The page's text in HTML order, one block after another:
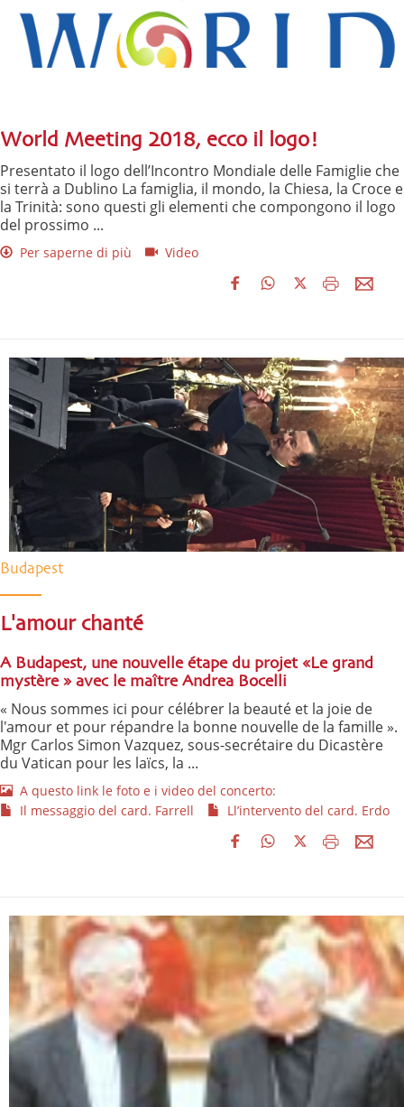
World Meeting 2018, ecco il logo!
Presentato il logo dell’Incontro Mondiale delle Famiglie che
si terrà a Dublino La famiglia, il mondo, la Chiesa, la Croce e
la Trinità: sono questi gli elementi che compongono il logo
del prossimo ...
Per saperne di più Video
Budapest
L'amour chanté
A Budapest, une nouvelle étape du projet «Le grand
mystère » avec le maître Andrea Bocelli
« Nous sommes ici pour célébrer la beauté et la joie de
l'amour et pour répandre la bonne nouvelle de la famille ».
Mgr Carlos Simon Vazquez, sous-secrétaire du Dicastère
du Vatican pour les laïcs, la ...
A questo link le foto e i video del concerto:
Il messaggio del card. Farrell
Ll’intervento del card. Erdo